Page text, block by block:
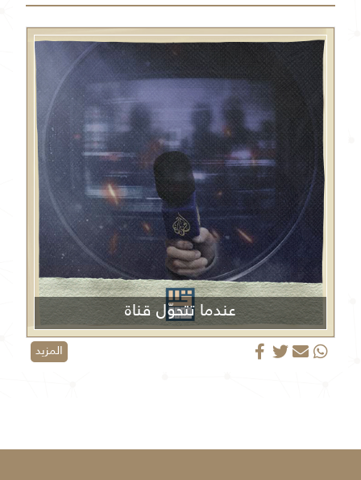
عندما تتحوّل قناة
الجزيرة من منبر إعلامي إلى منصة دعائية
المزيد